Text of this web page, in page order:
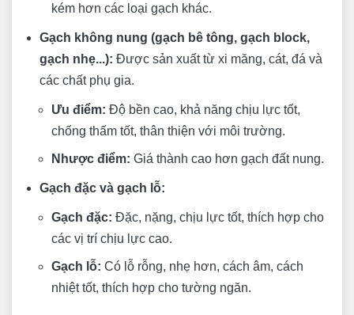
kém hơn các loại gạch khác.
Gạch không nung (gạch bê tông, gạch block,
gạch nhẹ...): Được sản xuất từ xi măng, cát, đá và
các chất phụ gia.
Ưu điểm: Độ bền cao, khả năng chịu lực tốt,
chống thấm tốt, thân thiện với môi trường.
Nhược điểm: Giá thành cao hơn gạch đất nung.
Gạch đặc và gạch lỗ:
Gạch đặc: Đặc, nặng, chịu lực tốt, thích hợp cho
các vị trí chịu lực cao.
Gạch lỗ: Có lỗ rỗng, nhẹ hơn, cách âm, cách
nhiệt tốt, thích hợp cho tường ngăn.